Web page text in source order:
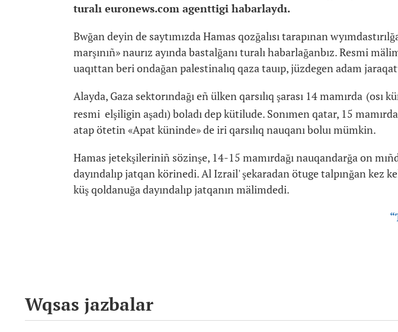
turalı euronews.com agenttigi habarlaydı.
Bwğan deyin de saytımızda Hamas qozğalısı tarapınan
marşınıñ» naurız ayında bastalğanı turalı habarlağanbız. Resmi
uaqıttan beri ondağan palestinalıq qaza tauıp, jüzdegen adam
Alayda, Gaza sektorındağı eñ ülken qarsılıq şarası 14 mamırda (osı
resmi elşiligin aşadı) boladı dep kütilude. Sonımen qatar, 15
atap ötetin «Apat küninde» de iri qarsılıq nauqanı boluı mümkin.
Hamas jetekşileriniñ sözinşe, 14-15 mamırdağı nauqandarğa on
dayındalıp jatqan körinedi. Al Izrail' şekaradan ötuge talpınğan kez
küş qoldanuğa dayındalıp jatqanın mälimdedi.
Wqsas jazbalar